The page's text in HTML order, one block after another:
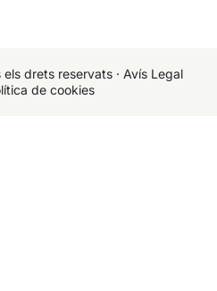
els drets reservats · Avís Legal
de cookies